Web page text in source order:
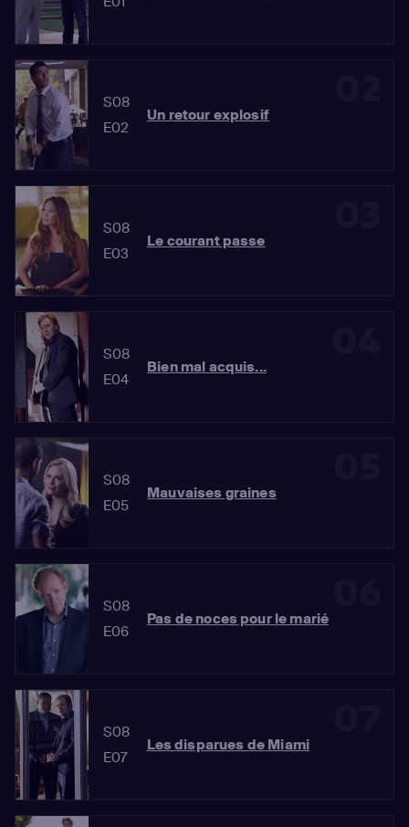
S08
E02
Un retour explosif
S08
E03
Le courant passe
S08
E04
Bien mal acquis...
S08
E05
Mauvaises graines
S08
E06
Pas de noces pour le marié
S08
E07
Les disparues de Miami